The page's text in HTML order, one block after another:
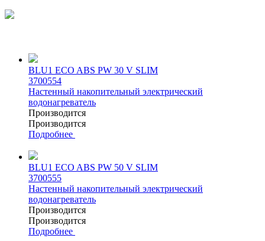
BLU1 ECO ABS PW 30 V SLIM
3700554
Настенный накопительный электрический
водонагреватель
Производится
Производится
Подробнее
BLU1 ECO ABS PW 50 V SLIM
3700555
Настенный накопительный электрический
водонагреватель
Производится
Производится
Подробнее